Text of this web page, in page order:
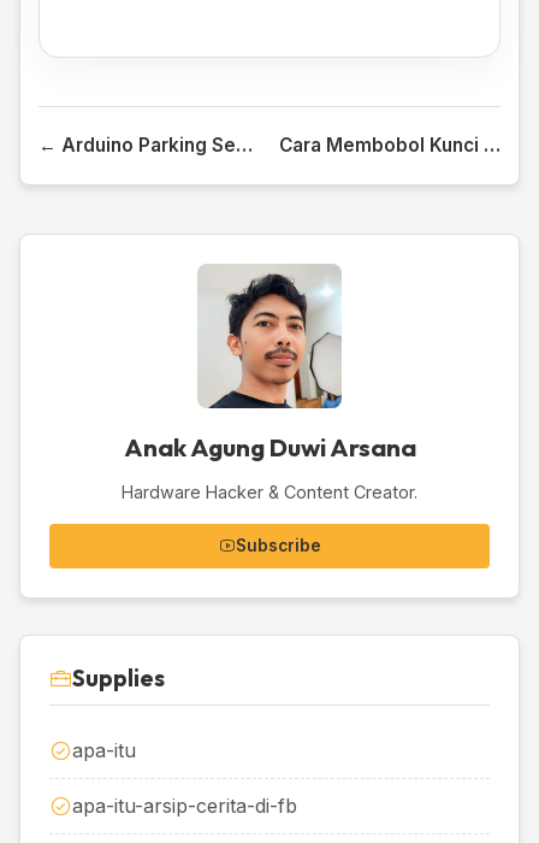
← Arduino Parking Sensor With Mp3 Sound Cara Membobol Kunci Gembok →
Anak Agung Duwi Arsana
Hardware Hacker & Content Creator.
Subscribe
Supplies
apa-itu
apa-itu-arsip-cerita-di-fb